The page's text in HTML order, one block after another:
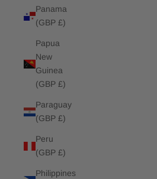
Panama
(GBP £)
Papua
New
Guinea
(GBP £)
Paraguay
(GBP £)
Peru
(GBP £)
Philippines